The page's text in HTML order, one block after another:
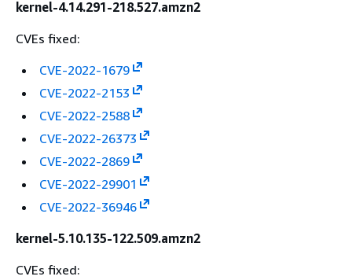
kernel-4.14.291-218.527.amzn2
CVEs fixed:
CVE-2022-1679
CVE-2022-2153
CVE-2022-2588
CVE-2022-26373
CVE-2022-2869
CVE-2022-29901
CVE-2022-36946
kernel-5.10.135-122.509.amzn2
CVEs fixed: